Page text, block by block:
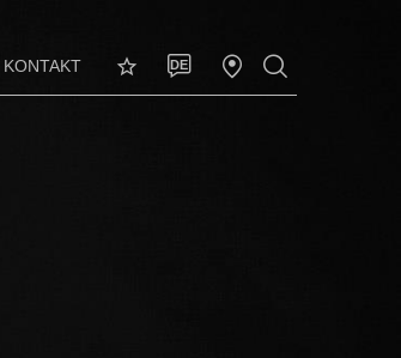
KONTAKT DE